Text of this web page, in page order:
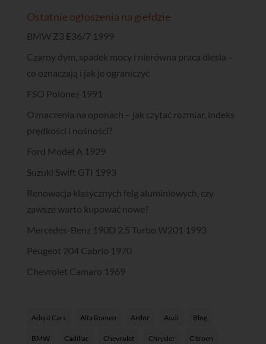
Ostatnie ogłoszenia na giełdzie
BMW Z3 E36/7 1999
Czarny dym, spadek mocy i nierówna praca diesla –
co oznaczają i jak je ograniczyć
FSO Polonez 1991
Oznaczenia na oponach – jak czytać rozmiar, indeks
prędkości i nośności?
Ford Model A 1929
Suzuki Swift GTI 1993
Renowacja klasycznych felg aluminiowych, czy
zawsze warto kupować nowe?
Mercedes-Benz 190D 2.5 Turbo W201 1993
Peugeot 204 Cabrio 1970
Chevrolet Camaro 1969
Adept Cars Alfa Romeo Ardor Audi Blog
BMW Cadillac Chevrolet Chrysler Citroen